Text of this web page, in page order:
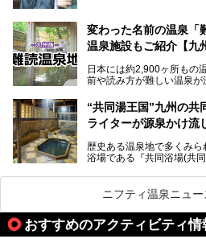
な方ならぜひ参加してみ
変わった名前の温泉「
温泉施設もご紹介【九
日本には約2,900ヶ所もの
前や読み方が難しい温泉が
そこで日本各地にある「
形式でご紹介。第５回目(
難読温泉地をピックアッ
いくつ読めるか、ぜひチ
“共同湯王国”九州の共
ライターが源泉かけ流
歴史ある温泉地で多くみ
浴場である『共同浴場(共
特徴です。
共同浴場は全国各地の温
共同湯文化が古くから発
は“共同湯王国”といって
今回は地元在住の九州の温
した中から、源泉かけ流
ニフティ温泉ニュ
おすすめのアクティビティ情